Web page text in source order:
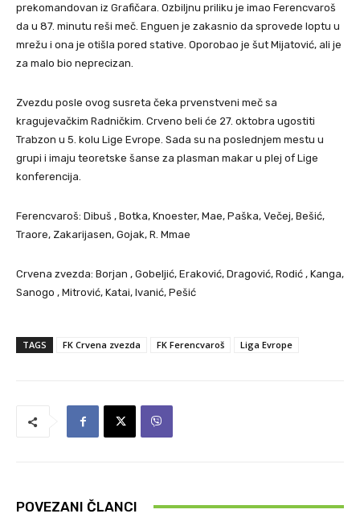
prekomandovan iz Grafičara. Ozbiljnu priliku je imao Ferencvaroš
da u 87. minutu reši meč. Enguen je zakasnio da sprovede loptu u
mrežu i ona je otišla pored stative. Oporobao je šut Mijatović, ali je
za malo bio neprecizan.
Zvezdu posle ovog susreta čeka prvenstveni meč sa
kragujevačkim Radničkim. Crveno beli će 27. oktobra ugostiti
Trabzon u 5. kolu Lige Evrope. Sada su na poslednjem mestu u
grupi i imaju teoretske šanse za plasman makar u plej of Lige
konferencija.
Ferencvaroš: Dibuš , Botka, Knoester, Mae, Paška, Večej, Bešić,
Traore, Zakarijasen, Gojak, R. Mmae
Crvena zvezda: Borjan , Gobeljić, Eraković, Dragović, Rodić , Kanga,
Sanogo , Mitrović, Katai, Ivanić, Pešić
TAGS FK Crvena zvezda FK Ferencvaroš Liga Evrope
POVEZANI ČLANCI